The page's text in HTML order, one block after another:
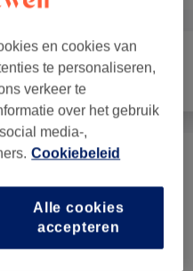
vanaf €10
en cookies van
te personaliseren,
verkeer te
over het gebruik
media-,
Cookiebeleid
Alle cookies
accepteren